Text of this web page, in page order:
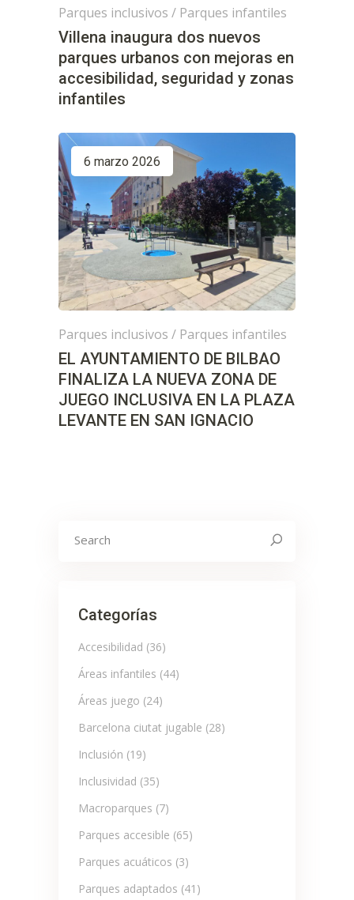
Parques inclusivos / Parques infantiles
Villena inaugura dos nuevos
parques urbanos con mejoras en
accesibilidad, seguridad y zonas
infantiles
6 marzo 2026
Parques inclusivos / Parques infantiles
EL AYUNTAMIENTO DE BILBAO
FINALIZA LA NUEVA ZONA DE
JUEGO INCLUSIVA EN LA PLAZA
LEVANTE EN SAN IGNACIO
Categorías
Accesibilidad (36)
Áreas infantiles (44)
Áreas juego (24)
Barcelona ciutat jugable (28)
Inclusión (19)
Inclusividad (35)
Macroparques (7)
Parques accesible (65)
Parques acuáticos (3)
Parques adaptados (41)